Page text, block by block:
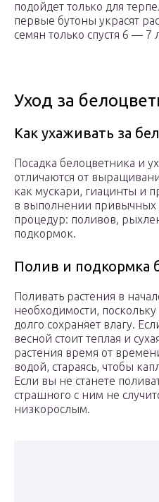
подойдет только для
первые бутоны украсят
семян только спустя 6 — 7
Уход за
Как ухаживать за
Посадка белоцветника и
отличаются от
как мускари, гиацинты и
в выполнении привычных
процедур: поливов,
подкормок.
Полив и подкормка
Поливать растения в
необходимости, поскольку
долго сохраняет влагу.
весной стоит теплая и
растения время от
водой, стараясь, чтобы
Если вы не станете
страшного с ним не
низкорослым.